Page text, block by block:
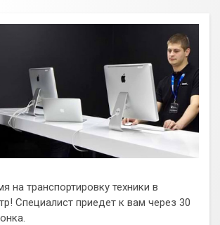
на транспортировку техники в
Специалист приедет к вам через 30